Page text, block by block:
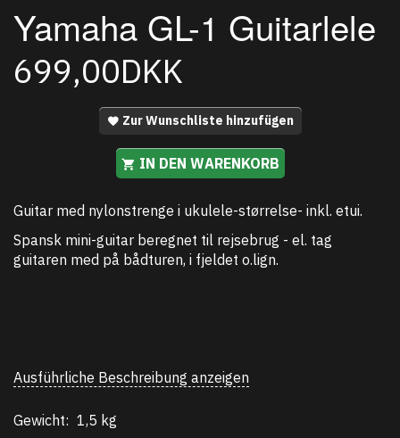
Yamaha GL-1 Guitarlele
699,00DKK
Zur Wunschliste hinzufügen
IN DEN WARENKORB
Guitar med nylonstrenge i ukulele-størrelse- inkl. etui.
Spansk mini-guitar beregnet til rejsebrug - el. tag
guitaren med på bådturen, i fjeldet o.lign.
Ausführliche Beschreibung anzeigen
Gewicht: 1,5 kg